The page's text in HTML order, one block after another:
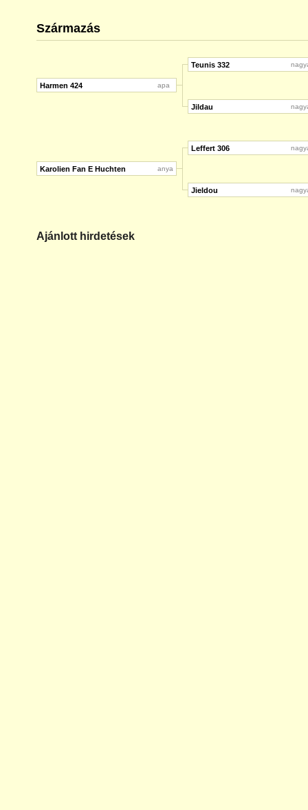
Származás
Harmen 424 apa
Karolien Fan E Huchten anya
Teunis 332
Jildau
Leffert 306
Jieldou
Ajánlott hirdetések